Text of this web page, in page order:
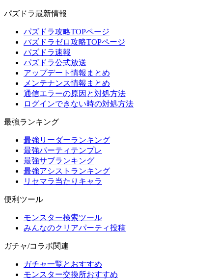
パズドラ最新情報
パズドラ攻略TOPページ
パズドラゼロ攻略TOPページ
パズドラ速報
パズドラ公式放送
アップデート情報まとめ
メンテナンス情報まとめ
通信エラーの原因と対処方法
ログインできない時の対処方法
最強ランキング
最強リーダーランキング
最強パーティテンプレ
最強サブランキング
最強アシストランキング
リセマラ当たりキャラ
便利ツール
モンスター検索ツール
みんなのクリアパーティ投稿
ガチャ/コラボ関連
ガチャ一覧とおすすめ
モンスター交換所おすすめ